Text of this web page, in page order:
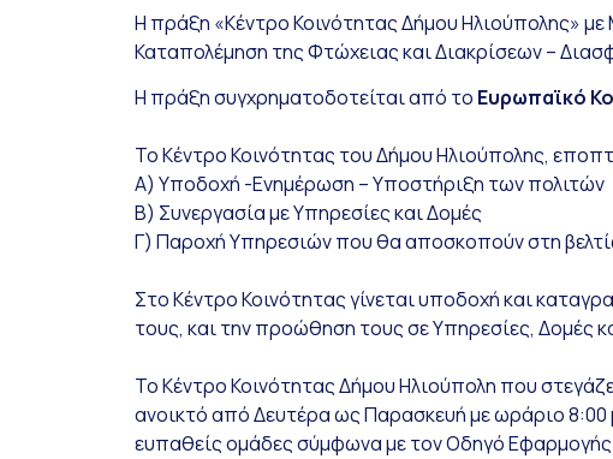
Η πράξη «Κέντρο Κοινότητας Δήμου Ηλιούπολης»
Καταπολέμηση της Φτώχειας και Διακρίσεων –
Η πράξη συγχρηματοδοτείται από το Ευρωπαϊκό
Το Κέντρο Κοινότητας του Δήμου Ηλιούπολης,
Α) Υποδοχή -Ενημέρωση – Υποστήριξη των πολιτών
Β) Συνεργασία με Υπηρεσίες και Δομές
Γ) Παροχή Υπηρεσιών που θα αποσκοπούν στη
Στο Κέντρο Κοινότητας γίνεται υποδοχή και
τους, και την προώθηση τους σε Υπηρεσίες, Δομές
Το Κέντρο Κοινότητας Δήμου Ηλιούπολη που
ανοικτό από Δευτέρα ως Παρασκευή με ωράριο 8:00
ευπαθείς ομάδες σύμφωνα με τον Οδηγό